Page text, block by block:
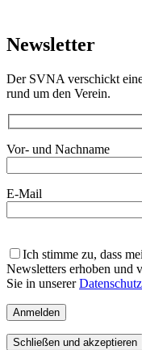
Newsletter
Der SVNA verschickt
rund um den Verein.
Vor- und Nachname
E-Mail
lasse
dieses
Feld
Ich stimme zu, dass
Newsletters erhoben und
Sie in unserer